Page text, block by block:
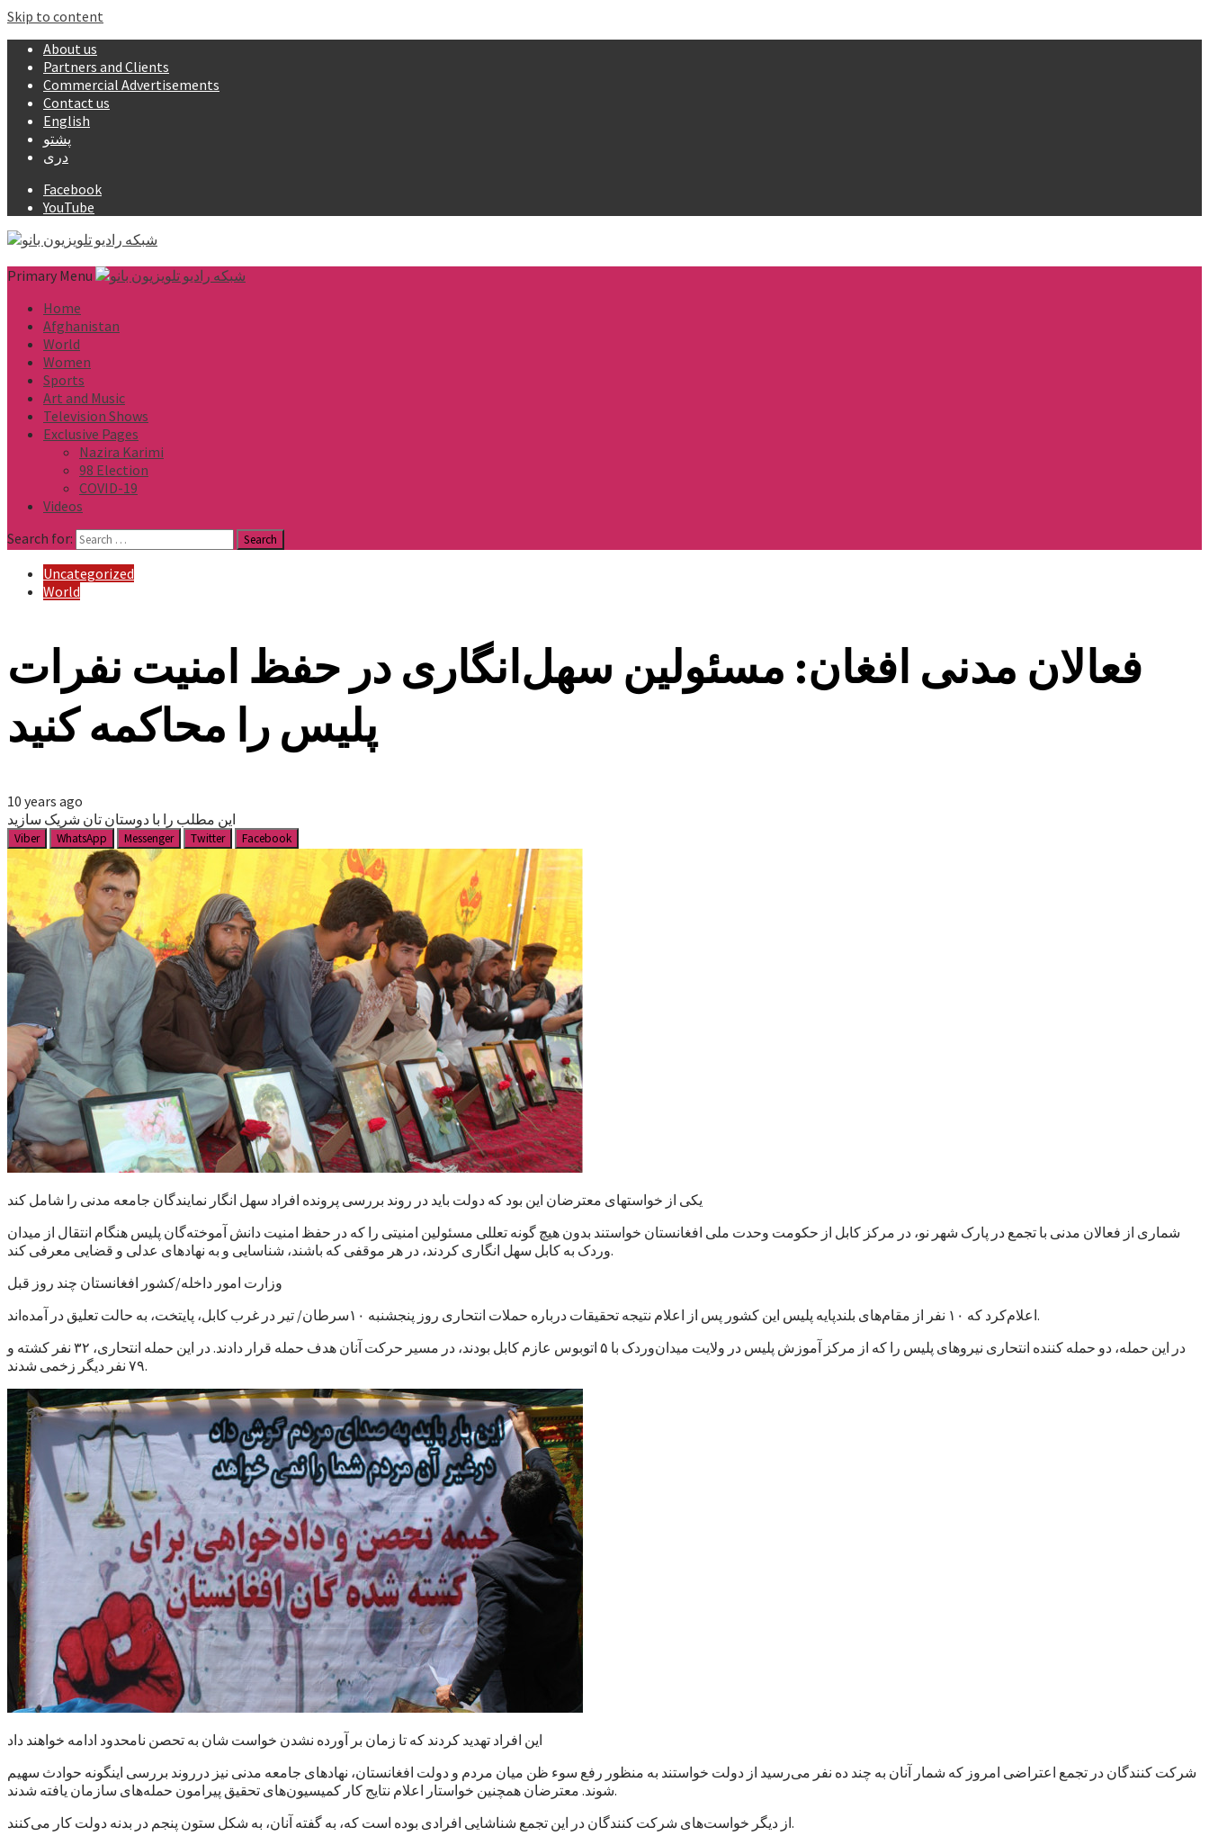
Skip to content
About us
Partners and Clients
Commercial Advertisements
Contact us
English
پشتو
دری
Facebook
YouTube
Primary Menu
Home
Afghanistan
World
Women
Sports
Art and Music
Television Shows
Exclusive Pages
Nazira Karimi
98 Election
COVID-19
Videos
Search for:
Uncategorized
World
فعالان مدنی افغان: مسئولین سهل‌انگاری در حفظ امنیت نفرات
پلیس را محاکمه کنید
10 years ago
این مطلب را با دوستان تان شریک سازید
Viber WhatsApp Messenger Twitter Facebook
یکی از خواستهای معترضان این بود که دولت باید در روند بررسی پرونده افراد سهل انگار نمایندگان جامعه مدنی را شامل کند
شماری از فعالان مدنی با تجمع در پارک شهر نو، در مرکز کابل از حکومت وحدت ملی افغانستان خواستند بدون هیچ گونه تعللی مسئولین امنیتی را که در حفظ امنیت دانش آموخته‌گان پلیس هنگام انتقال از میدان
وردک به کابل سهل انگاری کردند، در هر موقفی که باشند، شناسایی و به نهادهای عدلی و قضایی معرفی کند.
وزارت امور داخله/کشور افغانستان چند روز قبل
اعلام‌کرد که ۱۰ نفر از مقام‌های بلند‌پایه پلیس این کشور پس از اعلام نتیجه تحقیقات درباره حملات انتحاری روز پنجشنبه ۱۰سرطان/ تیر در غرب کابل، پایتخت، به حالت تعلیق در آمده‌اند.
در این حمله، دو حمله کننده انتحاری نیروهای پلیس را که از مرکز آموزش پلیس در ولایت میدان‌وردک با ۵ اتوبوس عازم کابل بودند، در مسیر حرکت آنان هدف حمله قرار دادند. در این حمله انتحاری، ۳۲ نفر کشته و
۷۹ نفر دیگر زخمی شدند.
این افراد تهدید کردند که تا زمان بر آورده نشدن خواست شان به تحصن نامحدود ادامه خواهند داد
شرکت کنندگان در تجمع اعتراضی امروز که شمار آنان به چند ده نفر می‌رسید از دولت خواستند به منظور رفع سوء ظن میان مردم و دولت افغانستان، نهادهای جامعه مدنی نیز درروند بررسی اینگونه حوادث سهیم
شوند. معترضان همچنین خواستار اعلام نتایج کار کمیسیون‌های تحقیق پیرامون حمله‌های سازمان یافته شدند.
از دیگر خواست‌های شرکت کنندگان در این تجمع شناشایی افرادی بوده است که، به گفته آنان، به شکل ستون پنجم در بدنه دولت کار می‌کنند.